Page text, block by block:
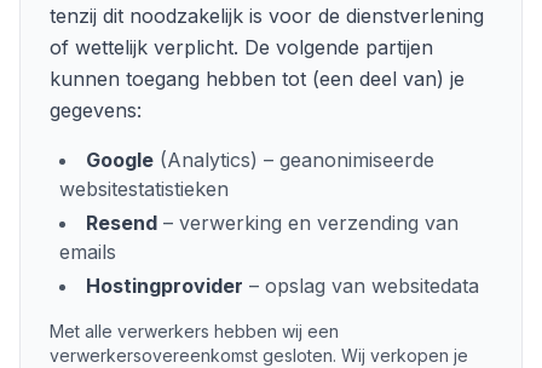
tenzij dit noodzakelijk is voor de dienstverlening
of wettelijk verplicht. De volgende partijen
kunnen toegang hebben tot (een deel van) je
gegevens:
Google (Analytics) – geanonimiseerde
websitestatistieken
Resend – verwerking en verzending van
emails
Hostingprovider – opslag van websitedata
Met alle verwerkers hebben wij een
verwerkersovereenkomst gesloten. Wij verkopen je